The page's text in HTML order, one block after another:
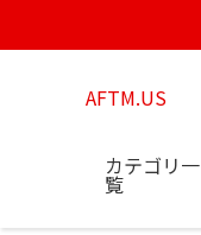
AFTM.US
カテゴリ一
覧